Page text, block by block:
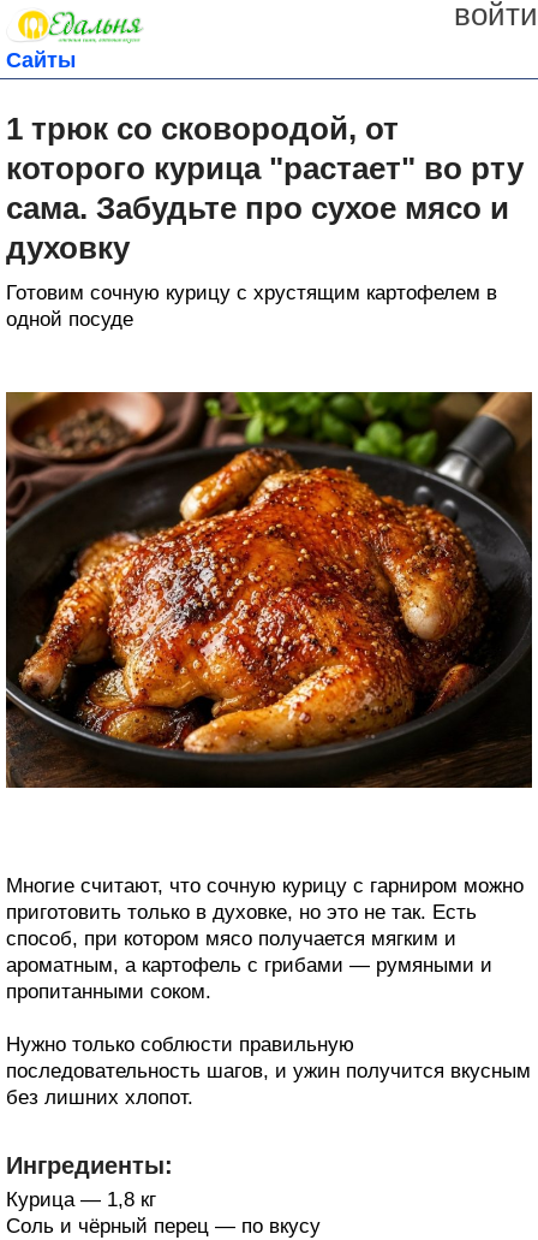
войти
Сайты
1 трюк со сковородой, от
которого курица "растает" во рту
сама. Забудьте про сухое мясо и
духовку
Готовим сочную курицу с хрустящим картофелем в
одной посуде
Многие считают, что сочную курицу с гарниром можно
приготовить только в духовке, но это не так. Есть
способ, при котором мясо получается мягким и
ароматным, а картофель с грибами — румяными и
пропитанными соком.
Нужно только соблюсти правильную
последовательность шагов, и ужин получится вкусным
без лишних хлопот.
Ингредиенты:
Курица — 1,8 кг
Соль и чёрный перец — по вкусу